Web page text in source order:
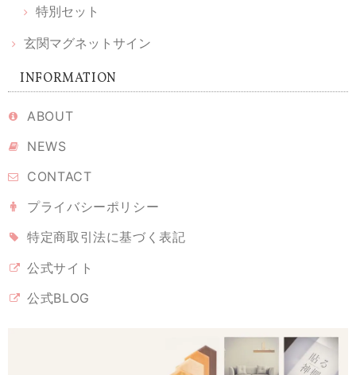
2026/02/11
シンプルな神棚を購入したのですが、榊やお供えをどうしようかと考え
ていたとき、こちらを見つけました。とても丁寧に梱包されて届き、あ
キというのもなんだか特別で、満足です。大事にしていこうと思いま
2026/02/10
し、色や輝きが美しいとホームページでは想像していました。 届いて開
彩がよかったかもしれません。 丁寧に梱包され、迅速な配達には好感が
特別セット
玄関マグネットサイン
INFORMATION
ABOUT
NEWS
CONTACT
プライバシーポリシー
特定商取引法に基づく表記
公式サイト
公式BLOG